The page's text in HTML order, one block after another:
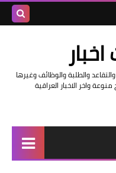
والطلبة والوظائف وغيرها
واخر الاخبار العراقية